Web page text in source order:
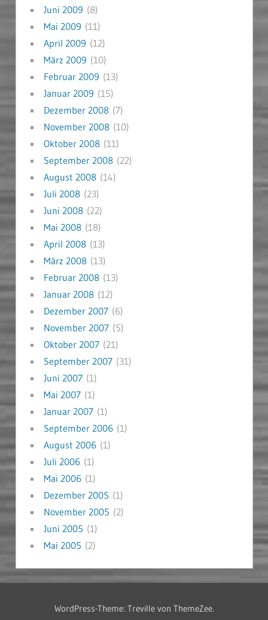
Juni 2009 (8)
Mai 2009 (11)
April 2009 (12)
März 2009 (10)
Februar 2009 (13)
Januar 2009 (15)
Dezember 2008(7)
November 2008(10)
Oktober 2008(11)
September 2008(22)
August 2008(14)
Juli 2008(23)
Juni 2008(22)
Mai 2008(18)
April 2008(13)
März 2008(13)
Februar 2008(13)
Januar 2008(12)
Dezember 2007(6)
November 2007(5)
Oktober 2007(21)
September 2007(31)
Juni 2007(1)
Mai 2007(1)
Januar 2007(1)
September 2006(1)
August 2006(1)
Juli 2006(1)
Mai 2006(1)
Dezember 2005 (1)
November 2005 (2)
Juni 2005 (1)
Mai 2005 (2)
WordPress-Theme: Treville von ThemeZee.